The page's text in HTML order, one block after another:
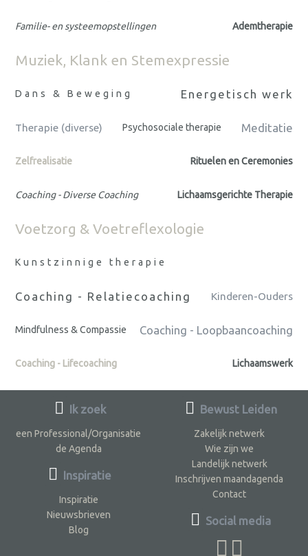
Familie- en systeemopstellingen Ademtherapie
Muziek, Klank en Stemexpressie
Dans & Beweging Energetisch werk
Therapie (diverse) Psychosociale therapie Meditatie
Zelfrealisatie Rituelen en Ceremonies
Coaching - Diverse Coaching Lichaamsgerichte Therapie
Voetzorg & Voetreflexologie
Kunstzinnige therapie
Coaching - Relatiecoaching Kinderen-Ouders
Mindfulness & Compassie Coaching - Loopbaancoaching
Coaching - Lifecoaching Lichaamswerk
Ik zoek
een Professional/Organisatie
de Agenda
Inspiratie
Inspiratie
Nieuwsbrieven
Blog
Bewust Leiden
Zakelijk netwerk
Wie zijn we
Landelijk netwerk
Inschrijven maandagenda
Contact
Social media